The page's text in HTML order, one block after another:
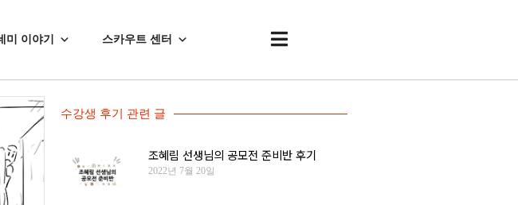
미 이야기 스카우트 센터
수강생 후기 관련 글
조혜림 선생님의 공모전 준비반 후기
2022년 7월 20일